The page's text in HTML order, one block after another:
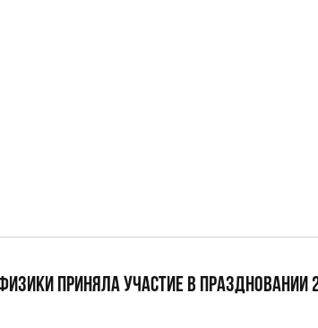
ПРИНЯЛА УЧАСТИЕ В ПРАЗДНОВАНИИ